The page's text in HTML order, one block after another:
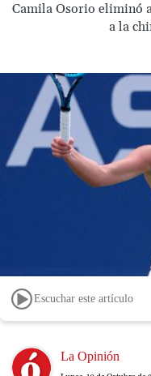
Camila Osorio eliminó
a la
Escuchar este artículo
Image La Opinión